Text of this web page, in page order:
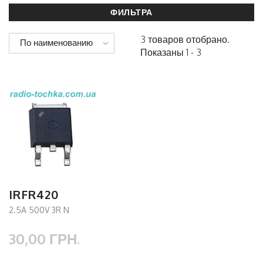
По наименованию
3 товаров отобрано.
Показаны 1 - 3
IRFR420
2.5A 500V 3R N
30,00 ГРН.